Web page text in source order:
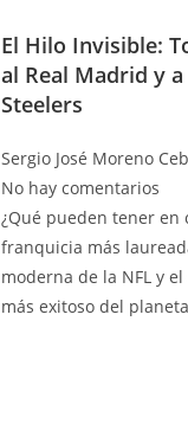
El Hilo Invisible:
al Real Madrid y
Steelers
Sergio José Moreno
No hay comentarios
¿Qué pueden tener en
franquicia más
moderna de la NFL y
más exitoso del